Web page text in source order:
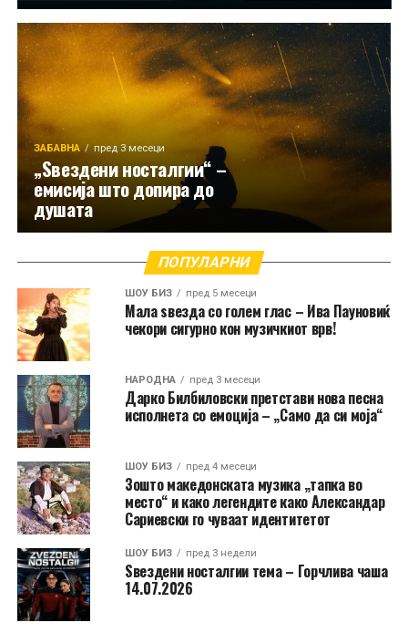
ЗАБАВНА пред 3 месеци
„Ѕвездени носталгии“ –
емисија што допира до
душата
ПОПУЛАРНИ
ШОУ БИЗ пред 5 месеци
Мала ѕвезда со голем глас – Ива Пауновиќ
чекори сигурно кон музичкиот врв!
НАРОДНА пред 3 месеци
Дарко Билбиловски претстави нова песна
исполнета со емоција – „Само да си моја“
ШОУ БИЗ пред 4 месеци
Зошто македонската музика „тапка во
место“ и како легендите како Александар
Сариевски го чуваат идентитетот
ШОУ БИЗ пред 3 недели
Ѕвездени носталгии тема – Горчлива чаша
14.07.2026